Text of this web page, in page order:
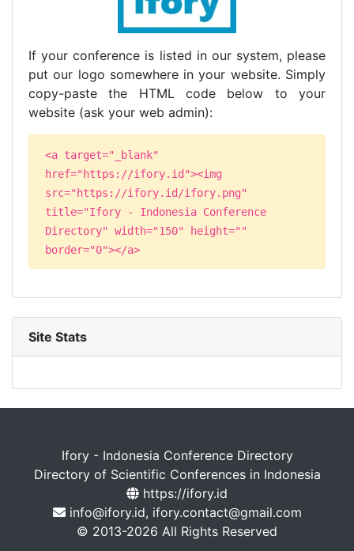
If your conference is listed in our system, please
put our logo somewhere in your website. Simply
copy-paste the HTML code below to your
website (ask your web admin):
<a target="_blank"
href="https://ifory.id"><img
src="https://ifory.id/ifory.png"
title="Ifory - Indonesia Conference
Directory" width="150" height=""
border="0"></a>
Site Stats
Ifory - Indonesia Conference Directory
Directory of Scientific Conferences in Indonesia
https://ifory.id
info@ifory.id, ifory.contact@gmail.com
© 2013-2026 All Rights Reserved